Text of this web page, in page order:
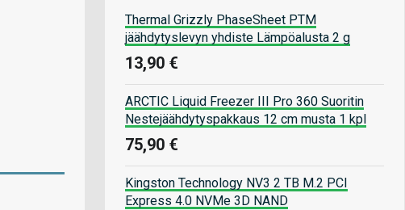
Thermal Grizzly PhaseSheet PTM
jäähdytyslevyn yhdiste Lämpöalusta 2 g
13,90 €
ARCTIC Liquid Freezer III Pro 360 Suoritin
Nestejäähdytyspakkaus 12 cm musta 1 kpl
75,90 €
Kingston Technology NV3 2 TB M.2 PCI
Express 4.0 NVMe 3D NAND